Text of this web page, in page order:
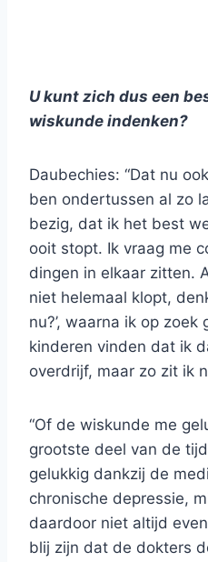
U kunt zich dus een
wiskunde indenken?
Daubechies: “Dat nu
ben ondertussen al zo
bezig, dat ik het best
ooit stopt. Ik vraag me
dingen in elkaar zitten.
niet helemaal klopt,
nu?’, waarna ik op
kinderen vinden dat ik
overdrijf, maar zo zit ik
“Of de wiskunde me
grootste deel van de
gelukkig dankzij de
chronische depressie,
daardoor niet altijd
blij zijn dat de dokters